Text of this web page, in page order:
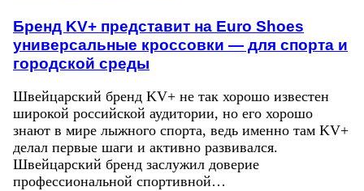
Бренд KV+ представит на Euro Shoes
универсальные кроссовки — для спорта и
городской среды
Швейцарский бренд KV+ не так хорошо известен
широкой российской аудитории, но его хорошо
знают в мире лыжного спорта, ведь именно там KV+
делал первые шаги и активно развивался.
Швейцарский бренд заслужил доверие
профессиональной спортивной…